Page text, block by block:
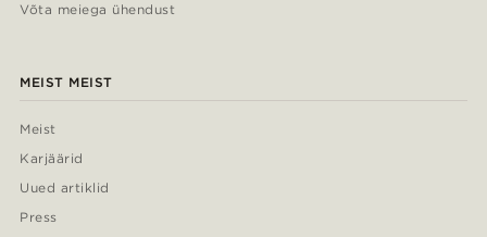
Võta meiega ühendust
MEIST MEIST
Meist
Karjäärid
Uued artiklid
Press